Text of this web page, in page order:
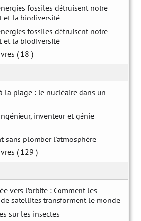
fossiles détruisent notre
et la biodiversité
fossiles détruisent notre
et la biodiversité
( 18 )
la plage : le nucléaire dans un
inventeur et génie
sans plomber l'atmosphère
( 129 )
vers l’orbite : Comment les
satellites transforment le monde
sur les insectes